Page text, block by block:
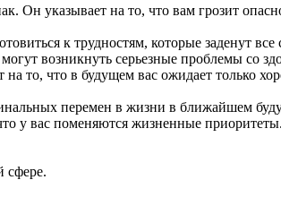
Он указывает на то, что вам грозит
к трудностям, которые заденут
возникнуть серьезные проблемы со
то, что в будущем вас ожидает только
перемен в жизни в ближайшем
у вас поменяются жизненные приоритеты.
сфере.